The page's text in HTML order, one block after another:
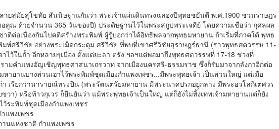
ยสมัยสุโขทัย สันนิษฐานกันว่า พระเจ้าแผ่นดินทรงฉลองปีพุทธชยันตี พ.ศ.1900 ชวนราษฎร
คูณ ด้วยจำนวน 365 วันของปี) ประดิษฐานไว้ในพระสถูปพระเจดีย์ โดยความเชื่อว่า กุศลผล
ติต่อเนื่องกันไปคติสร้างพระพิมพ์ ผู้รู้บอกว่าได้อิทธิพลจากพุทธมหายาน ถ้าเริ่มที่ภาคใต้ พุทธ
มพ์ศรีวิชัย อย่างพระเม็ดกระดุม ศรีวิชัย ที่พบที่เขาศรีวิชัยสุราษฎร์ธานี (ราวพุทธศตวรรษ 11-
ไว้ในถ้ำ อีกหลายๆเมือง ตั้งแต่ยะลา ตรัง ฯลฯแต่พอมาถึงพุทธศตวรรษที่ 17-18 ช่วงที่
มคำแหงอัญเชิญพุทธศาสนาเถรวาท จากเมืองนครศรี-ธรรมราช ซึ่งก็รับมาจากลังกาอีกต่อ
ายานบางส่วนเอาไว้พระพิมพ์ชุดเมืองกำแพงเพชร...มีพระพุทธเจ้า เป็นส่วนใหญ่ แต่เมื่อ
เรียกว่านารายณ์ทรงปืน (พระรัตนตรัยมหายาน มีพระนาคปรกอยู่กลาง มีพระอวโลกิเตศวร
า) หรือท้าวกุเวร ก็ยืนยันว่า แม้พระพุทธเจ้าเป็นใหญ่ แต่ก็ยังไม่ทิ้งเทพเจ้ามหายานแต่ก็ยัง
ระพิมพ์ชุดเมืองกำแพงเพชร
แพงเพชร
แห่งชาติ กำแพงเพชร